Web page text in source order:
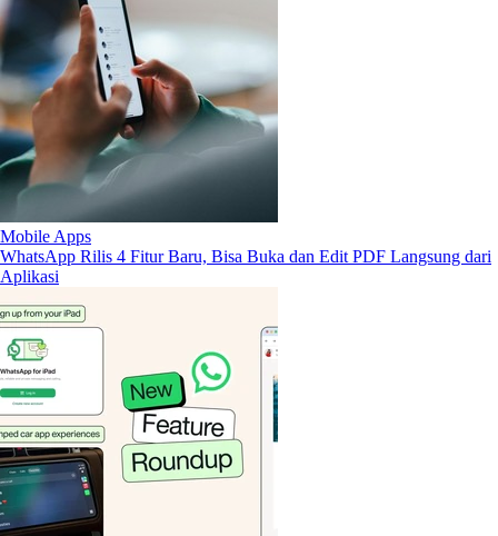
Mobile Apps
WhatsApp Rilis 4 Fitur Baru, Bisa Buka dan Edit PDF Langsung dari
Aplikasi